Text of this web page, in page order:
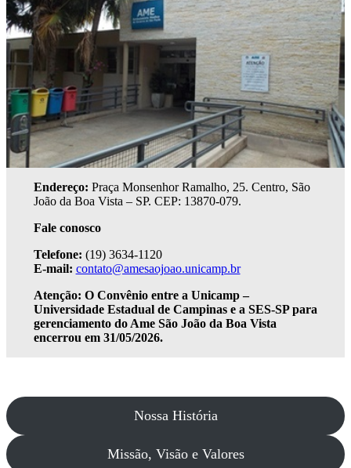
Endereço: Praça Monsenhor Ramalho, 25. Centro, São
João da Boa Vista – SP. CEP: 13870-079.
Fale conosco
Telefone: (19) 3634-1120
E-mail: contato@amesaojoao.unicamp.br
Atenção: O Convênio entre a Unicamp –
Universidade Estadual de Campinas e a SES-SP para
gerenciamento do Ame São João da Boa Vista
encerrou em 31/05/2026.
Nossa História
Missão, Visão e Valores